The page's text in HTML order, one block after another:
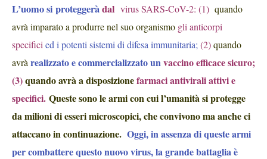
L’uomo si proteggeràdal virus SARS-CoV-2: (1) quando
avrà imparato a produrre nel suo organismo gli anticorpi
specifici ed i potenti sistemi di difesa immunitaria; (2)quando
avrà realizzato e commercializzato unvaccino efficace sicuro;
(3)quando avrà a disposizionefarmaci antivirali attivi e
specifici. Queste sono le armi con cui l’umanità si protegge
da milioni di esseri microscopici, che convivono ma anche ci
attaccano in continuazione. Oggi, in assenza di queste armi
per combattere questo nuovo virus, la grande battaglia è